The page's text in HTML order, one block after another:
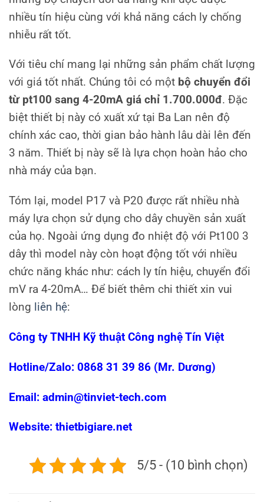
nhiều tín hiệu cùng với khả năng cách ly chống
nhiễu rất tốt.
Với tiêu chí mang lại những sản phẩm chất lượng
với giá tốt nhất. Chúng tôi có một bộ chuyển đổi
từ pt100 sang 4-20mA giá chỉ 1.700.000đ. Đặc
biệt thiết bị này có xuất xứ tại Ba Lan nên độ
chính xác cao, thời gian bảo hành lâu dài lên đến
3 năm. Thiết bị này sẽ là lựa chọn hoàn hảo cho
nhà máy của bạn.
Tóm lại, model P17 và P20 được rất nhiều nhà
máy lựa chọn sử dụng cho dây chuyền sản xuất
của họ. Ngoài ứng dụng đo nhiệt độ với Pt100 3
dây thì model này còn hoạt động tốt với nhiều
chức năng khác như: cách ly tín hiệu, chuyển đổi
mV ra 4-20mA… Để biết thêm chi thiết xin vui
lòng liên hệ:
Công ty TNHH Kỹ thuật Công nghệ Tín Việt
Hotline/Zalo: 0868 31 39 86 (Mr. Dương)
Email: admin@tinviet-tech.com
Website: thietbigiare.net
5/5 - (10 bình chọn)